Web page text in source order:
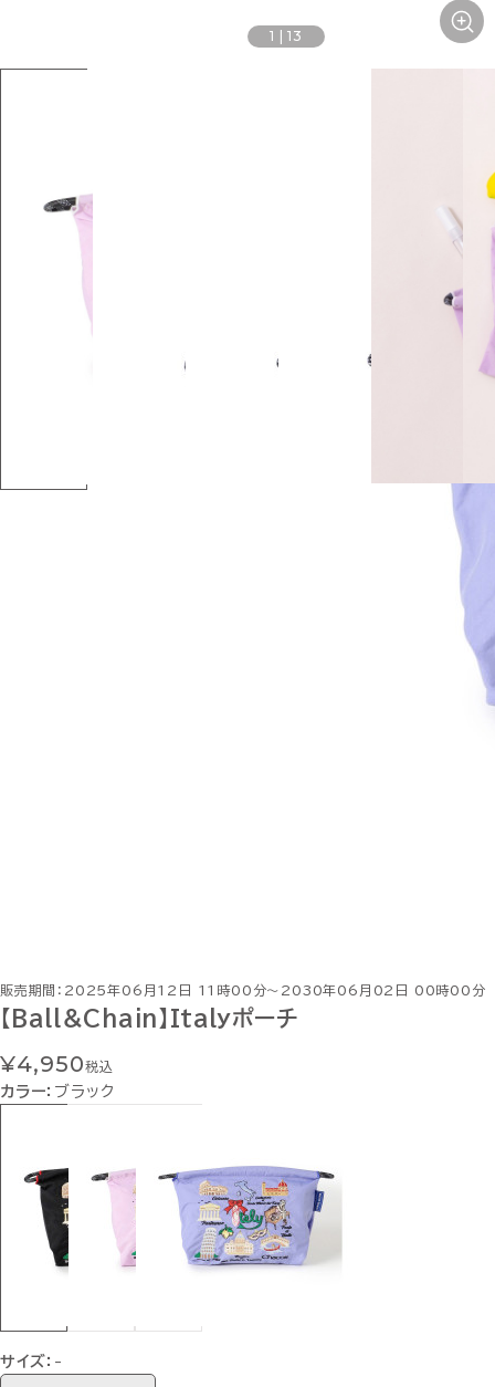
1 |13
販売期間：2025年06月12日 11時00分～2030年06月02日 00時00分
【Ball＆Chain】Italyポーチ
¥4,950税込
カラー： ブラック
サイズ： -